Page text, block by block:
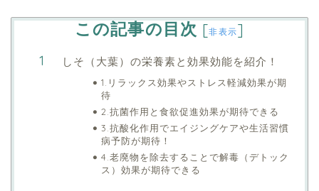
この記事の目次 [非表示]
しそ（大葉）の栄養素と効果効能を紹介！
1.リラックス効果やストレス軽減効果が期
待
2.抗菌作用と食欲促進効果が期待できる
3.抗酸化作用でエイジングケアや生活習慣
病予防が期待！
4.老廃物を除去することで解毒（デトック
ス）効果が期待できる